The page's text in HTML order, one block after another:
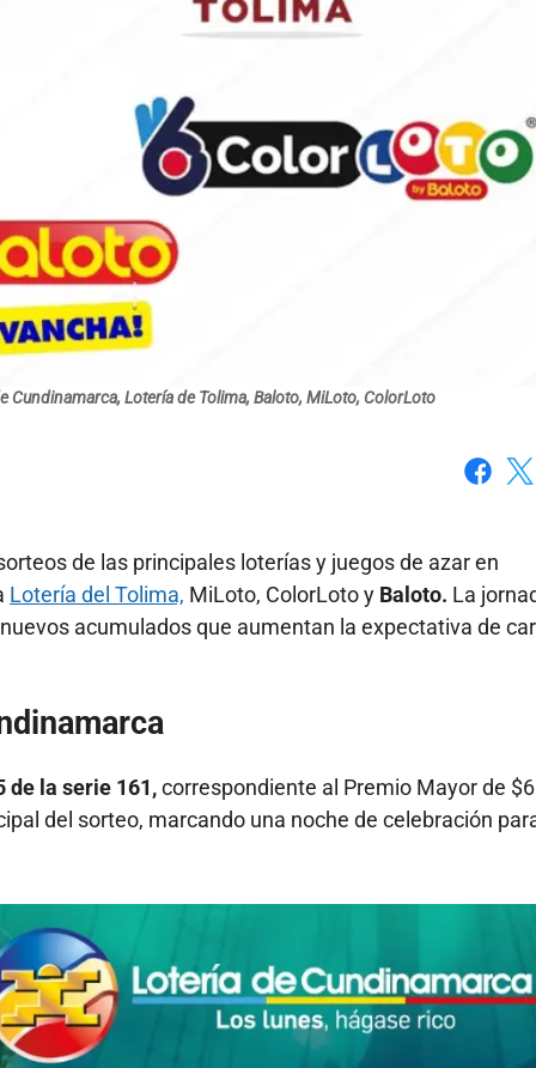
Cundinamarca, Lotería de Tolima, Baloto, MiLoto, ColorLoto
de las principales loterías y juegos de azar en
Lotería del Tolima, MiLoto, ColorLoto y Baloto. La
acumulados que aumentan la expectativa de
de la serie 161,correspondiente al Premio Mayor de
del sorteo, marcando una noche de celebración